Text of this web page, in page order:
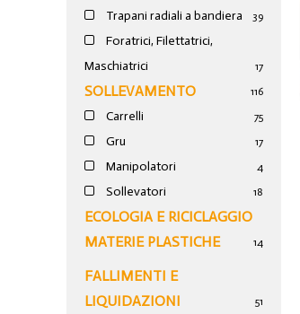
Trapani radiali a bandiera 39
Foratrici, Filettatrici,
Maschiatrici
17
SOLLEVAMENTO 116
Carrelli 75
Gru 17
Manipolatori 4
Sollevatori 18
ECOLOGIA E RICICLAGGIO
MATERIE PLASTICHE
14
FALLIMENTI E
LIQUIDAZIONI
51